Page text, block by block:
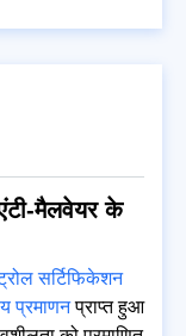
मैलवेयर के
सर्टिफिकेशन
प्रमाणनप्राप्त हुआ